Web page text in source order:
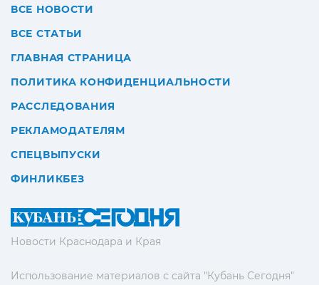
Новости Краснодара и Края
Использование материалов с сайта "Кубань Сегодня"
ВСЕ НОВОСТИ
ВСЕ СТАТЬИ
ГЛАВНАЯ СТРАНИЦА
ПОЛИТИКА КОНФИДЕНЦИАЛЬНОСТИ
РАССЛЕДОВАНИЯ
РЕКЛАМОДАТЕЛЯМ
СПЕЦВЫПУСКИ
ФИНЛИКБЕЗ